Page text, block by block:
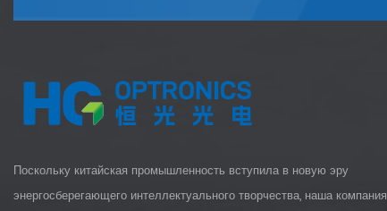
Поскольку китайская промышленность вступила в новую эру
энергосберегающего интеллектуального творчества, наша компания